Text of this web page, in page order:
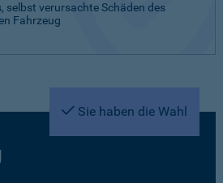
selbst verursachte Schäden des
Fahrzeug
Sie haben die Wahl